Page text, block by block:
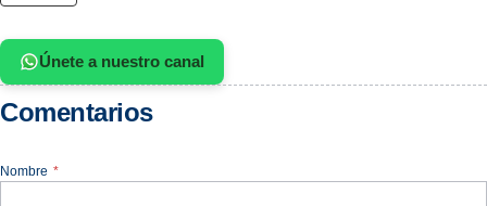
Únete a nuestro canal
Comentarios
Nombre *